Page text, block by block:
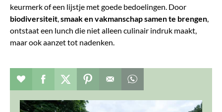
keurmerk of een lijstje met goede bedoelingen. Door
biodiversiteit,smaaken vakmanschap samen te brengen,
ontstaat een lunch die niet alleen culinair indruk maakt,
maar ook aanzet tot nadenken.
Verhaal toevoegen aan favorieten
Deel dit op facebook
Deel dit op twitter
Deel dit op pinterest